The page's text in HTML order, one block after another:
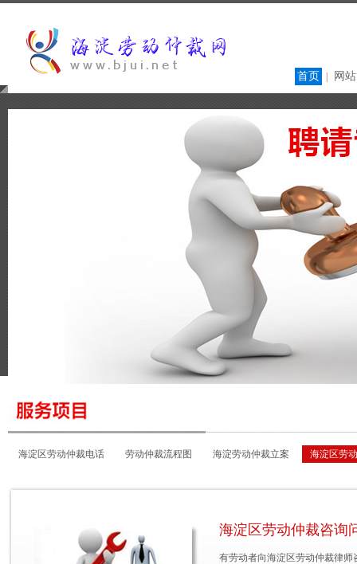
首页 网
海淀区劳动仲裁电话 劳动仲裁流程图 海淀劳动仲裁立案 海淀区劳
海淀区劳动仲裁咨询
有劳动者向海淀区劳动仲裁律